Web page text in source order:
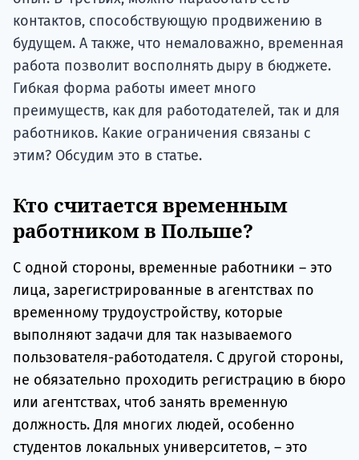
контактов, способствующую продвижению в
будущем. А также, что немаловажно, временная
работа позволит восполнять дыру в бюджете.
Гибкая форма работы имеет много
преимуществ, как для работодателей, так и для
работников. Какие ограничения связаны с
этим? Обсудим это в статье.
Кто считается временным
работником в Польше?
С одной стороны, временные работники – это
лица, зарегистрированные в агентствах по
временному трудоустройству, которые
выполняют задачи для так называемого
пользователя-работодателя. С другой стороны,
не обязательно проходить регистрацию в бюро
или агентствах, чтоб занять временную
должность. Для многих людей, особенно
студентов локальных университетов, – это